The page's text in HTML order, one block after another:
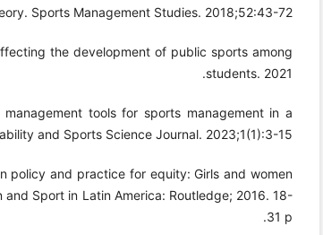
Sports Management Studies. 2018;52:43-72.
the development of public sports among
students. 2021.
tools for sports management in a
and Sports Science Journal. 2023;1(1):3-15.
policy and practice for equity: Girls and women
Sport in Latin America: Routledge; 2016. 18-
31 p.